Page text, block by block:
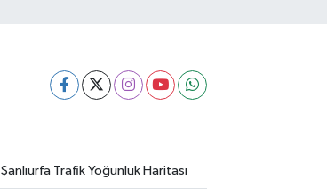
Şanlıurfa Trafik Yoğunluk Haritası